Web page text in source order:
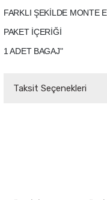
FARKLI ŞEKİLDE MONTE
PAKET İÇERİĞİ
1 ADET BAGAJ"
Taksit Seçenekleri